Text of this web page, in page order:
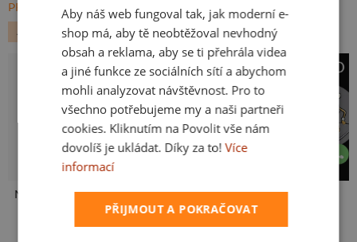
PROCHÁZET VŠE:
ALKOHOL
VESMÍR
Neklidný bez piva Mám kulatiny Pivo volá
SLOVAK
Aby náš web fungoval tak, jak moderní e-
shop má, aby tě neobtěžoval nevhodný
obsah a reklama, aby se ti přehrála videa
a jiné funkce ze sociálních sítí a abychom
mohli analyzovat návštěvnost. Pro to
všechno potřebujeme my a naši partneři
cookies. Kliknutím na Povolit vše nám
dovolíš je ukládat. Díky za to! Více
informací
PŘIJMOUT A POKRAČOVAT